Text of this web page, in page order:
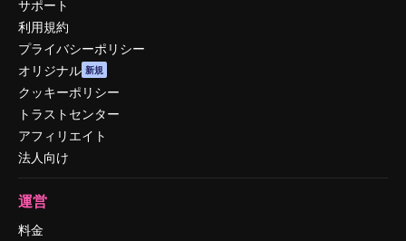
サポート
利用規約
プライバシーポリシー
オリジナル 新規
クッキーポリシー
トラストセンター
アフィリエイト
法人向け
運営
料金